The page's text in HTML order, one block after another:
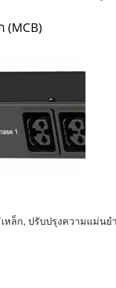
(MCB)
หล็ก, ปรับปรุงความแม่นย